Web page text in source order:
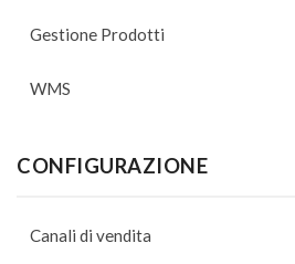
Gestione Prodotti
WMS
CONFIGURAZIONE
Canali di vendita